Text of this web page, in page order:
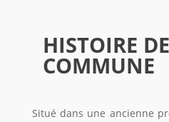
HISTOIRE
COMMUNE
Situé dans une ancienne